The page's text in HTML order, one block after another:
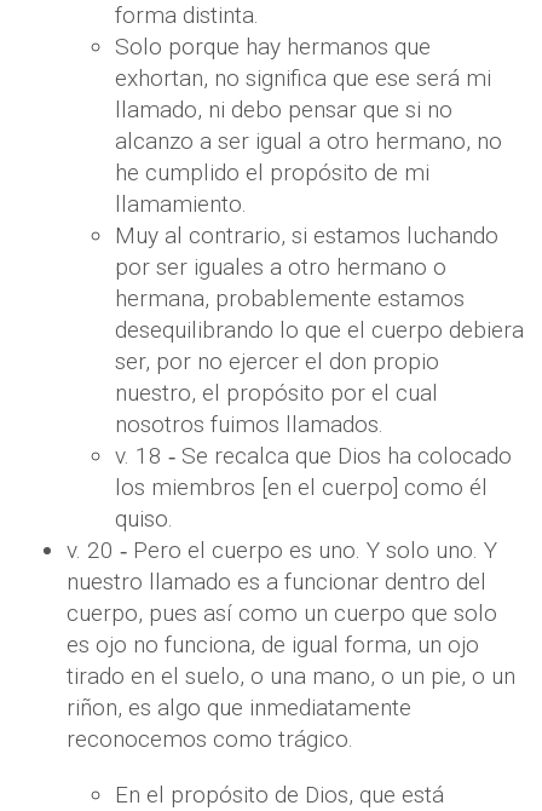
forma distinta.
Solo porque hay hermanos que
exhortan, no significa que ese será mi
llamado, ni debo pensar que si no
alcanzo a ser igual a otro hermano, no
he cumplido el propósito de mi
llamamiento.
Muy al contrario, si estamos luchando
por ser iguales a otro hermano o
hermana, probablemente estamos
desequilibrando lo que el cuerpo debiera
ser, por no ejercer el don propio
nuestro, el propósito por el cual
nosotros fuimos llamados.
v. 18 ‐ Se recalca que Dios ha colocado
los miembros [en el cuerpo] como él
quiso.
v. 20 ‐ Pero el cuerpo es uno. Y solo uno. Y
nuestro llamado es a funcionar dentro del
cuerpo, pues así como un cuerpo que solo
es ojo no funciona, de igual forma, un ojo
tirado en el suelo, o una mano, o un pie, o un
riñon, es algo que inmediatamente
reconocemos como trágico.
En el propósito de Dios, que está